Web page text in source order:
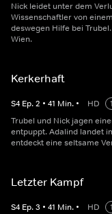
Nick leidet unter dem
Wissenschaftler von
deswegen Hilfe bei
Wien.
Kerkerhaft
S4 Ep.2 • 41 Min. • HD
Trubel und Nick jagen
entpuppt. Adalind landet
entdeckt eine seltsame
Letzter Kampf
S4 Ep.3 • 41 Min. • HD